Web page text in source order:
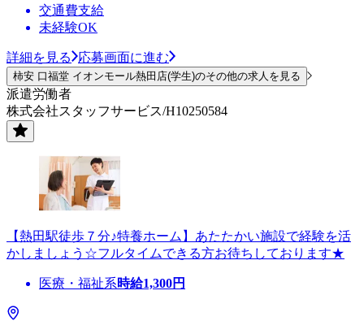
交通費支給
未経験OK
詳細を見る 応募画面に進む
柿安 口福堂 イオンモール熱田店(学生)のその他の求人を見る
派遣労働者
株式会社スタッフサービス/H10250584
【熱田駅徒歩７分♪特養ホーム】あたたかい施設で経験を活
かしましょう☆フルタイムできる方お待ちしております★
医療・福祉系時給1,300円